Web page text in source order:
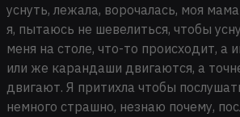
уснуть, лежала, ворочалась, моя
я, пытаюсь не шевелиться, чтобы
меня на столе, что-то происходит, а
или же карандаши двигаются, а
двигают. Я притихла чтобы
немного страшно, незнаю почему,